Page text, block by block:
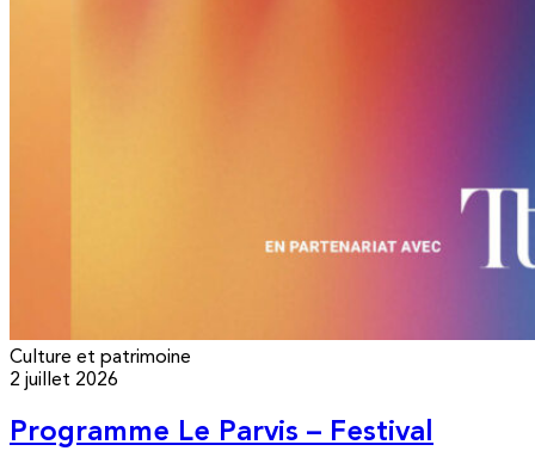
Culture et patrimoine
2 juillet 2026
Programme Le Parvis – Festival